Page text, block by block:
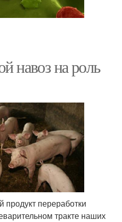
навоз на роль
продукт переработки
тракте наших